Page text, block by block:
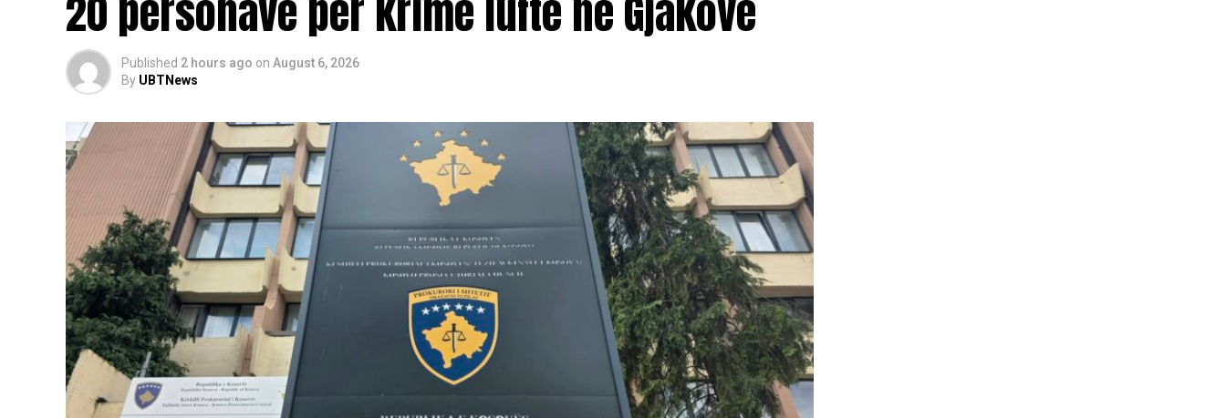
Published 2 hours ago on August 6, 2026
By UBTNews